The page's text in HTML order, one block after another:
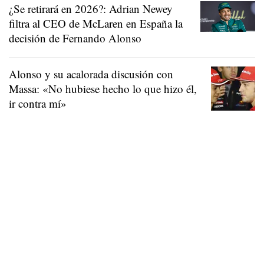
¿Se retirará en 2026?: Adrian Newey
filtra al CEO de McLaren en España la
decisión de Fernando Alonso
Alonso y su acalorada discusión con
Massa: «No hubiese hecho lo que hizo él,
ir contra mí»